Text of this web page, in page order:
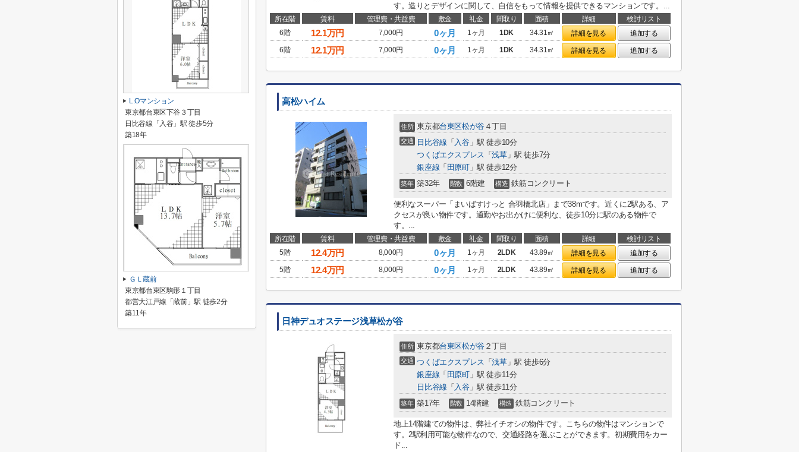
す。造りとデザインに関して、自信をもって情報を提供できるマンションです。...
所在階 賃料 管理費・共益費 敷金 礼金 間取り 面積 詳細
検討リスト
6階
12.1万円 7,000円 0ヶ月 1ヶ月 1DK 34.31㎡ 詳細を見る
追加する
6階
12.1万円 7,000円 0ヶ月 1ヶ月 1DK 34.31㎡ 詳細を見る 追加する
高松ハイム
住所 東京都台東区松が谷４丁目
交通 日比谷線 「 入谷」駅 徒歩10分
つくばエクスプレス 「浅草」駅 徒歩7分
銀座線 「 田原町」駅 徒歩12分
築年 築32年 階数 6階建 構造 鉄筋コンクリート
便利なスーパー「まいばすけっと 合羽橋北店」まで38mです。近くに2駅ある、ア
クセスが良い物件です。通勤やお出かけに便利な、徒歩10分に駅のある物件で
す。...
所在階 賃料 管理費・共益費 敷金 礼金 間取り 面積 詳細
検討リスト
5階
12.4万円 8,000円 0ヶ月 1ヶ月 2LDK 43.89㎡ 詳細を見る
追加する
5階
12.4万円 8,000円 0ヶ月 1ヶ月 2LDK 43.89㎡ 詳細を見る 追加する
日神デュオステージ浅草松が谷
住所 東京都台東区松が谷２丁目
交通 つくばエクスプレス 「浅草」駅 徒歩6分
銀座線 「 田原町」駅 徒歩11分
日比谷線 「 入谷」駅 徒歩11分
築年 築17年 階数 14階建 構造 鉄筋コンクリート
地上14階建ての物件は、弊社イチオシの物件です。こちらの物件はマンションで
す。2駅利用可能な物件なので、交通経路を選ぶことができます。初期費用をカー
ド...
L.Oマンション
東京都台東区下谷３丁目
日比谷線「入谷」駅 徒歩5分
築18年
ＧＬ蔵前
東京都台東区駒形１丁目
都営大江戸線「蔵前」駅 徒歩2分
築11年